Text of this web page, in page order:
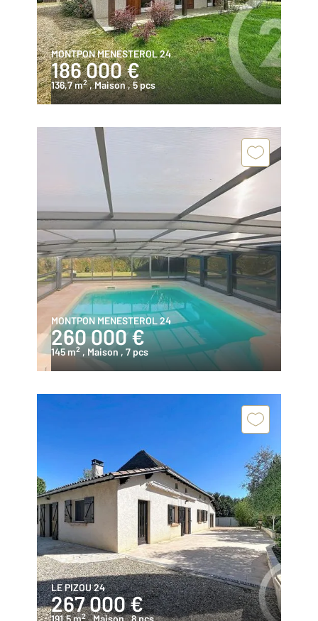
MONTPON MENESTEROL 24
186 000 €
136,7 m2 , Maison, 5 pcs
MONTPON MENESTEROL 24
260 000 €
145 m2 , Maison , 7 pcs
LE PIZOU 24
267 000 €
191,5 m2 , Maison, 8 pcs